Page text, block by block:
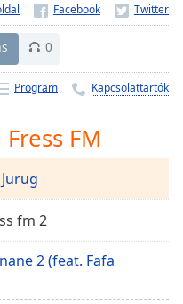
0
Program Kapcsolattartók
FM
fm 2
2 (feat. Fafa